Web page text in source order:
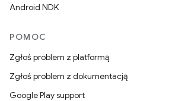
Android NDK
POMOC
Zgłoś problem z platformą
Zgłoś problem z dokumentacją
Google Play support